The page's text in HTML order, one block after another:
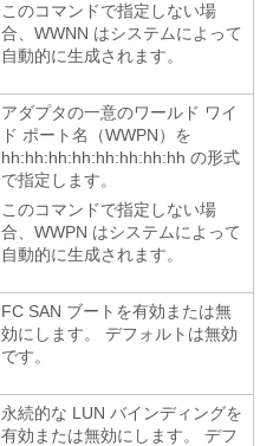
このコマンドで指定しない場
合、WWNN はシステムによって
自動的に生成されます。
アダプタの一意のワールド ワイ
ド ポート名（WWPN）を
hh:hh:hh:hh:hh:hh:hh:hh の形式
で指定します。
このコマンドで指定しない場
合、WWPN はシステムによって
自動的に生成されます。
FC SAN ブートを有効または無
効にします。 デフォルトは無効
です。
永続的な LUN バインディングを
有効または無効にします。 デフ